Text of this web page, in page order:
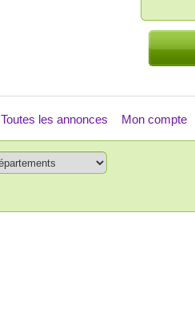
Toutes les annonces Mon compte